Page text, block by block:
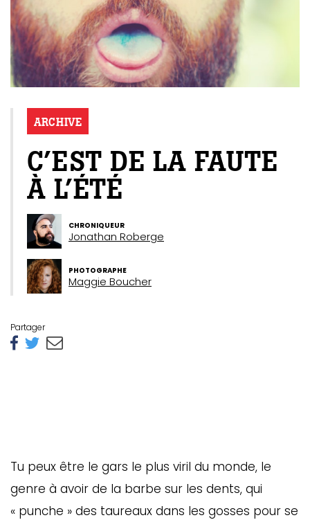
ARCHIVE
C’EST DE LA FAUTE
À L’ÉTÉ
CHRONIQUEUR
Jonathan Roberge
PHOTOGRAPHE
Maggie Boucher
Partager
Tu peux être le gars le plus viril du monde, le
genre à avoir de la barbe sur les dents, qui
« punche » des taureaux dans les gosses pour se